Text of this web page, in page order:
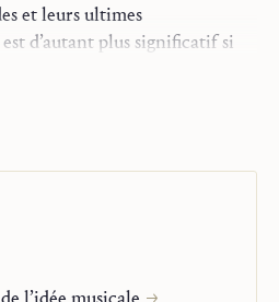
et leurs ultimes
d’autant plus significatif si
le jour à la veille de la
après l’introduction, un
de sécularisation de la
suivants : Lessing, Herder,
Hölderlin, Schiller,
Le dernier chapitre, intitulé